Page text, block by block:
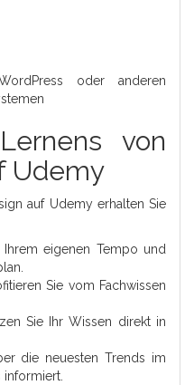
oder anderen
von
Udemy
auf Udemy erhalten Sie
Ihrem eigenen Tempo und
Sie vom Fachwissen
Sie Ihr Wissen direkt in
die neuesten Trends im